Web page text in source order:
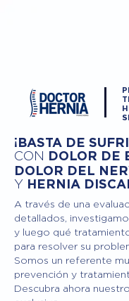
¡BASTA DE
CON DOLOR DE
DOLOR DEL
Y HERNIA
A través de una
detallados,
y luego qué
para resolver su
Somos un referente
prevención y
Descubra ahora